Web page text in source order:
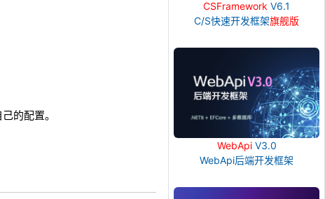
的配置。
CSFramework V6.1
C/S快速开发框架旗舰版
WebApiV3.0
WebApi后端开发框架